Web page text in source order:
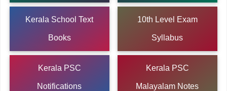
Kerala School Text
Books
10th Level Exam
Syllabus
Kerala PSC
Notifications
Kerala PSC
Malayalam Notes